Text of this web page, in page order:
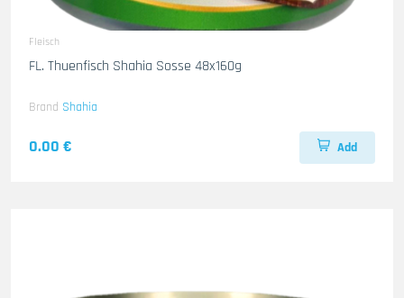
Fleisch
FL. Thuenfisch Shahia Sosse 48x160g
Brand Shahia
0.00 € Add